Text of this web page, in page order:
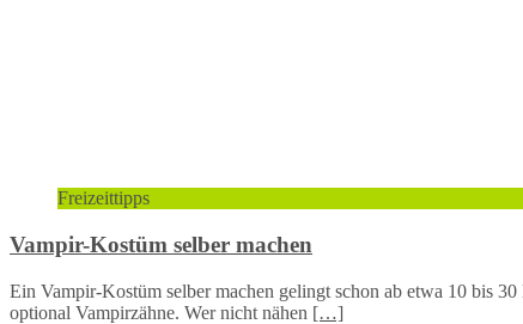
Freizeittipps
Vampir-Kostüm selber machen
Ein Vampir-Kostüm selber machen gelingt schon ab etwa 10 bis
optional Vampirzähne. Wer nicht nähen […]